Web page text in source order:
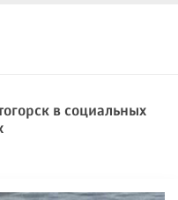
в социальных